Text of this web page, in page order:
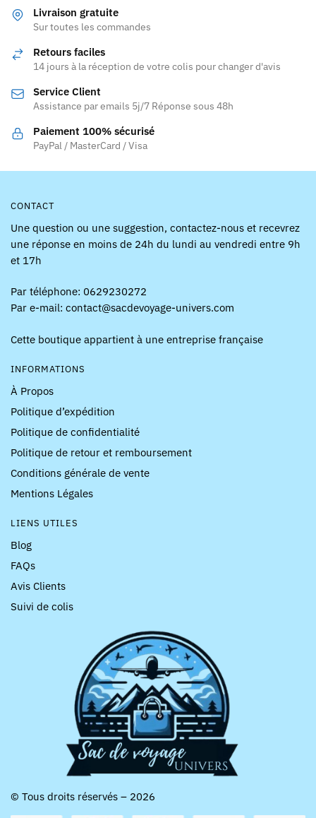
variations.
Les
peuvent
choisies
sur
la
page
être
sur
Livraison gratuite
Sur toutes les commandes
Retours faciles
14 jours à la réception de votre colis pour changer d'avis
Service Client
Assistance par emails 5j/7 Réponse sous 48h
Paiement 100% sécurisé
PayPal / MasterCard / Visa
CONTACT
Une question ou une suggestion, contactez-nous et recevrez
une réponse en moins de 24h du lundi au vendredi entre 9h
et 17h
Par téléphone: 0629230272
Par e-mail: contact@sacdevoyage-univers.com
Cette boutique appartient à une entreprise française
INFORMATIONS
À Propos
Politique d’expédition
Politique de confidentialité
Politique de retour et remboursement
Conditions générale de vente
Mentions Légales
LIENS UTILES
Blog
FAQs
Avis Clients
Suivi de colis
© Tous droits réservés – 2026